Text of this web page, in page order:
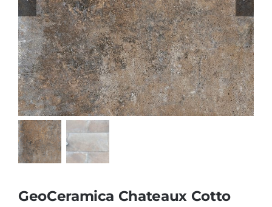
Contact
Offerte aanvragen
GeoCeramica Chateaux Cotto